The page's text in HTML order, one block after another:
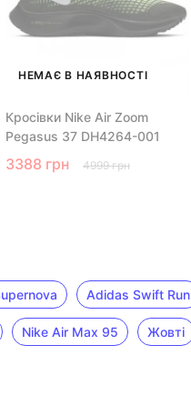
НЕМАЄ В НАЯВНОСТІ
Кросівки Nike Air Zoom
Pegasus 37 DH4264-001
3388 грн 4999 грн
Adidas Swift Run
Nike Air Max 95 Жовті